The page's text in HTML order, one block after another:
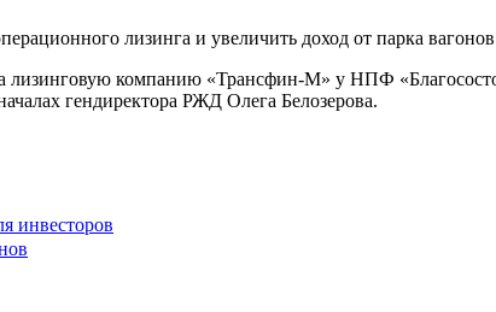
лизинга и увеличить доход от парка
компанию «Трансфин-М» у НПФ
гендиректора РЖД Олега Белозерова.
инвесторов